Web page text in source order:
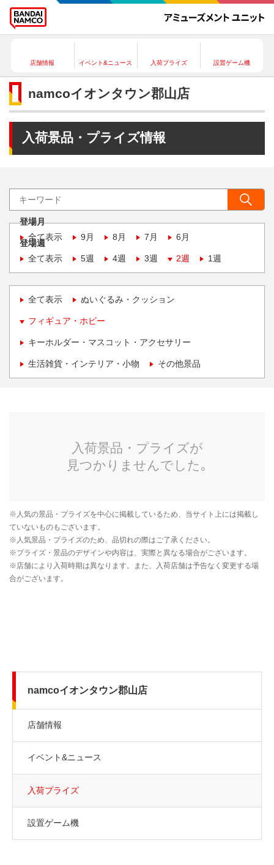
店舗情報 イベント&ニュース 入荷プライズ 設置ゲーム機
namcoイオンタウン郡山店
入荷景品・プライズ情報
登場月
全て表示
9月 8月 7月 6月
登場週
全て表示
5週 4週 3週 2週 1週
全て表示 ぬいぐるみ・クッション
フィギュア・ホビー
キーホルダー・マスコット・アクセサリー
生活雑貨・インテリア・小物 その他景品
namcoイオンタウン郡山店
店舗情報
イベント&ニュース
入荷プライズ
設置ゲーム機